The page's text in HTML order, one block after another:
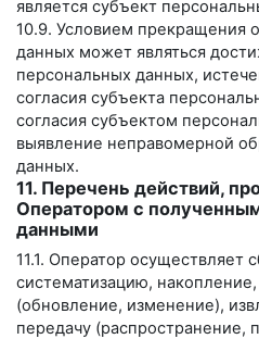
является субъект
10.9. Условием прекращения
данных может являться
персональных данных,
согласия субъекта
согласия субъектом
выявление неправомерной
данных.
11. Перечень действий,
Оператором с
данными
11.1. Оператор осуществляет
систематизацию,
(обновление, изменение),
передачу (распространение,